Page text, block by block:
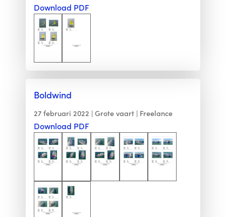
Download PDF
Boldwind
27 februari 2022 Grote vaart Freelance
Download PDF